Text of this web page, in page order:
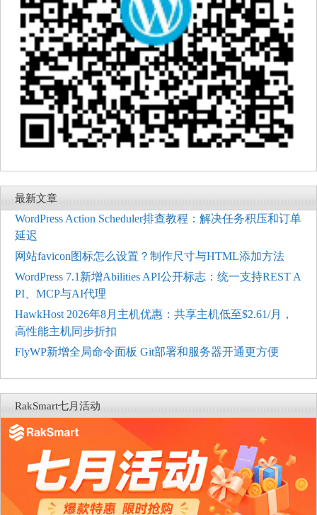
最新文章
WordPress Action Scheduler排查教程：解决任务积压和订单
延迟
网站favicon图标怎么设置？制作尺寸与HTML添加方法
WordPress 7.1新增Abilities API公开标志：统一支持REST A
PI、MCP与AI代理
HawkHost 2026年8月主机优惠：共享主机低至$2.61/月，
高性能主机同步折扣
FlyWP新增全局命令面板 Git部署和服务器开通更方便
RakSmart七月活动